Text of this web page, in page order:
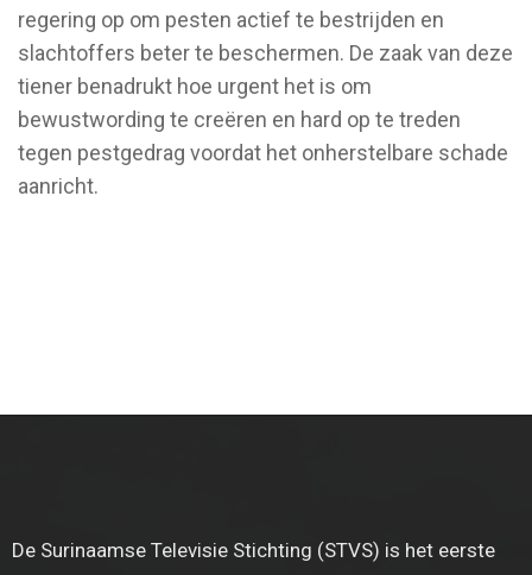
regering op om pesten actief te bestrijden en
slachtoffers beter te beschermen. De zaak van deze
tiener benadrukt hoe urgent het is om
bewustwording te creëren en hard op te treden
tegen pestgedrag voordat het onherstelbare schade
aanricht.
De Surinaamse Televisie Stichting (STVS) is het eerste